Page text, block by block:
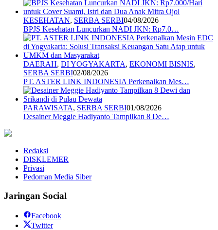
KESEHATAN, SERBA SERBI04/08/2026
BPJS Kesehatan Luncurkan NADI JKN: Rp7.0…
DAERAH, DI YOGYAKARTA, EKONOMI BISNIS,
SERBA SERBI02/08/2026
PT. ASTER LINK INDONESIA Perkenalkan Mes…
PARAWISATA, SERBA SERBI01/08/2026
Desainer Meggie Hadiyanto Tampilkan 8 De…
Redaksi
DISKLEMER
Privasi
Pedoman Media Siber
Jaringan Social
Facebook
Twitter